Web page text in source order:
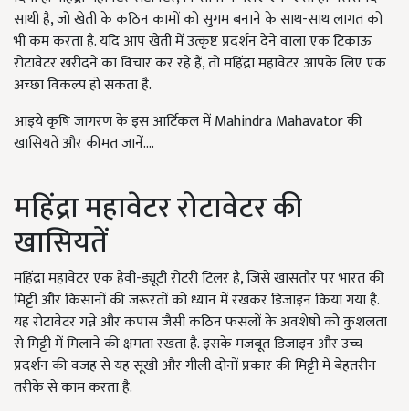
साथी है, जो खेती के कठिन कामों को सुगम बनाने के साथ-साथ लागत को
भी कम करता है. यदि आप खेती में उत्कृष्ट प्रदर्शन देने वाला एक टिकाऊ
रोटावेटर खरीदने का विचार कर रहे हैं, तो महिंद्रा महावेटर आपके लिए एक
अच्छा विकल्प हो सकता है.
आइये कृषि जागरण के इस आर्टिकल में Mahindra Mahavator की
खासियतें और कीमत जानें....
महिंद्रा महावेटर रोटावेटर की
खासियतें
महिंद्रा महावेटर एक हेवी-ड्यूटी रोटरी टिलर है, जिसे खासतौर पर भारत की
मिट्टी और किसानों की जरूरतों को ध्यान में रखकर डिजाइन किया गया है.
यह रोटावेटर गन्ने और कपास जैसी कठिन फसलों के अवशेषों को कुशलता
से मिट्टी में मिलाने की क्षमता रखता है. इसके मजबूत डिजाइन और उच्च
प्रदर्शन की वजह से यह सूखी और गीली दोनों प्रकार की मिट्टी में बेहतरीन
तरीके से काम करता है.